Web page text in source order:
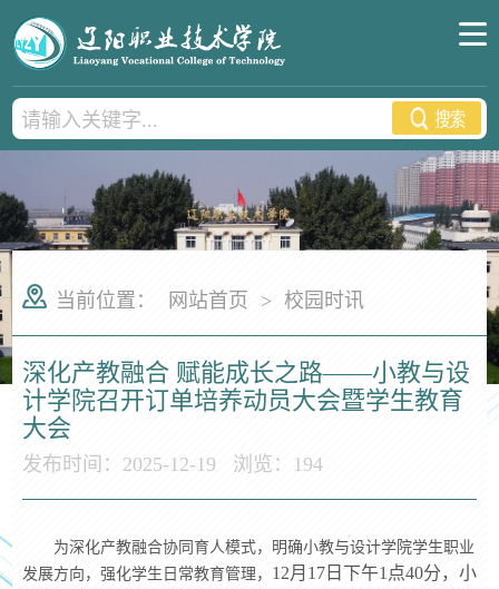
当前位置： 网站首页 > 校园时讯
深化产教融合 赋能成长之路——小教与设
计学院召开订单培养动员大会暨学生教育
大会
发布时间：2025-12-19 浏览： 194
为深化产教融合协同育人模式，明确小教与设计学院学生职业
发展方向，强化学生日常教育管理， 12月17日下午1点40分，小